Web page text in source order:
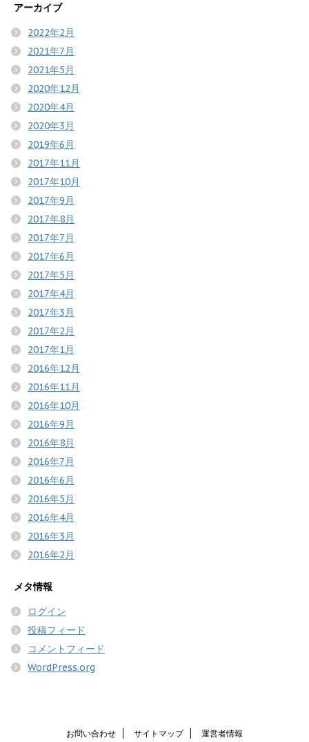
アーカイブ
2022年2月
2021年7月
2021年5月
2020年12月
2020年4月
2020年3月
2019年6月
2017年11月
2017年10月
2017年9月
2017年8月
2017年7月
2017年6月
2017年5月
2017年4月
2017年3月
2017年2月
2017年1月
2016年12月
2016年11月
2016年10月
2016年9月
2016年8月
2016年7月
2016年6月
2016年5月
2016年4月
2016年3月
2016年2月
メタ情報
ログイン
投稿フィード
コメントフィード
WordPress.org
お問い合わせ サイトマップ 運営者情報